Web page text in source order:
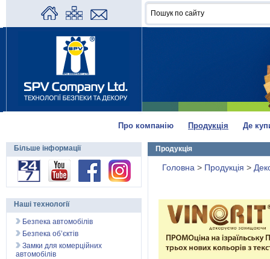
Про компанію Продукція Де
Продукція
Головна > Продукція >
Більше інформації
Наші технології
Безпека автомобілів
Безпека об’єктів
Замки для комерційних
автомобілів